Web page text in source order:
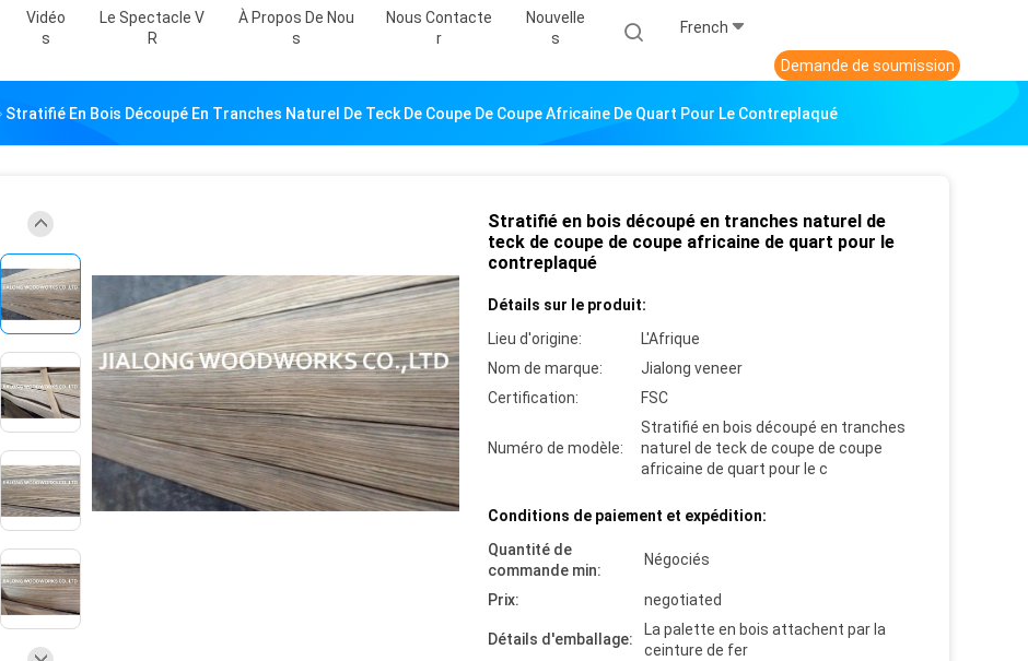
Vidéo
S
Le Spectacle V
R
À Propos De Nou
S
Nous Contacte
R
Nouvelle
S
French
Demande de soumission
Stratifié En Bois Découpé En Tranches Naturel De Teck De Coupe De Coupe Africaine De Quart Pour Le Contreplaqué
Stratifié en bois découpé en tranches naturel de
teck de coupe de coupe africaine de quart pour le
contreplaqué
Détails sur le produit:
Lieu d'origine:
L'Afrique
Nom de marque:
Jialong veneer
Certification:
FSC
Numéro de modèle:
Stratifié en bois découpé en tranches
naturel de teck de coupe de coupe
africaine de quart pour le c
Conditions de paiement et expédition:
Quantité de
commande min:
Négociés
Prix: negotiated
Détails d'emballage:
La palette en bois attachent par la
ceinture de fer